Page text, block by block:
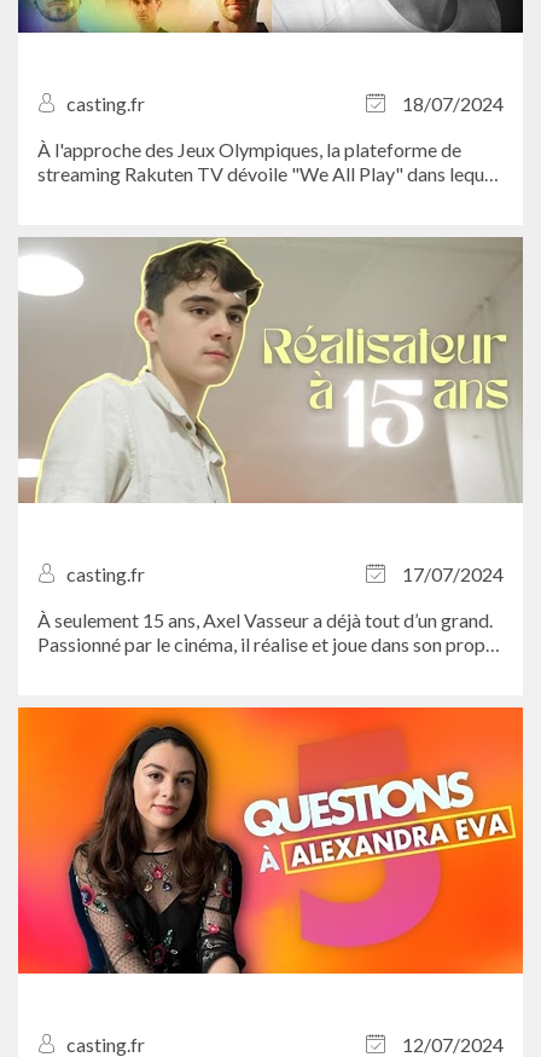
casting.fr
18/07/2024
À l'approche des Jeux Olympiques, la plateforme de
streaming Rakuten TV dévoile "We All Play" dans lequel
Casting.fr a eu l'opportunité de le...
casting.fr
17/07/2024
À seulement 15 ans, Axel Vasseur a déjà tout d’un grand.
Passionné par le cinéma, il réalise et joue dans son propre
casting.fr 12/07/2024